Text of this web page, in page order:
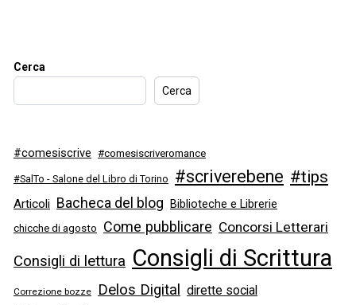
Cerca
Cerca
#comesiscrive #comesiscriveromance
#SalTo - Salone del Libro di Torino #scriverebene #tips
Articoli Bacheca del blog Biblioteche e Librerie
chicche di agosto Come pubblicare Concorsi Letterari
Consigli di lettura Consigli di Scrittura
Correzione bozze Delos Digital
dirette social